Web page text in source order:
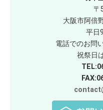
〒
大阪市阿倍
平日
電話でのお問
祝祭日